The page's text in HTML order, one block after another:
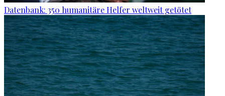
Datenbank: 350 humanitäre Helfer weltweit getötet